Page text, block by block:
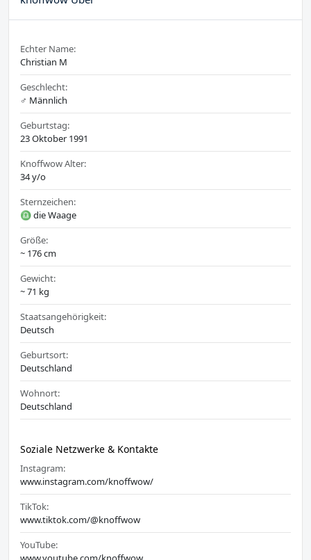
Echter Name:
Christian M
Geschlecht:
♂️ Männlich
Geburtstag:
23 Oktober 1991
Knoffwow Alter:
34 y/o
Sternzeichen:
♎ die Waage
Größe:
~ 176 cm
Gewicht:
~ 71 kg
Staatsangehörigkeit:
Deutsch
Geburtsort:
Deutschland
Wohnort:
Deutschland
Soziale Netzwerke & Kontakte
Instagram:
www.instagram.com/knoffwow/
TikTok:
www.tiktok.com/@knoffwow
YouTube: